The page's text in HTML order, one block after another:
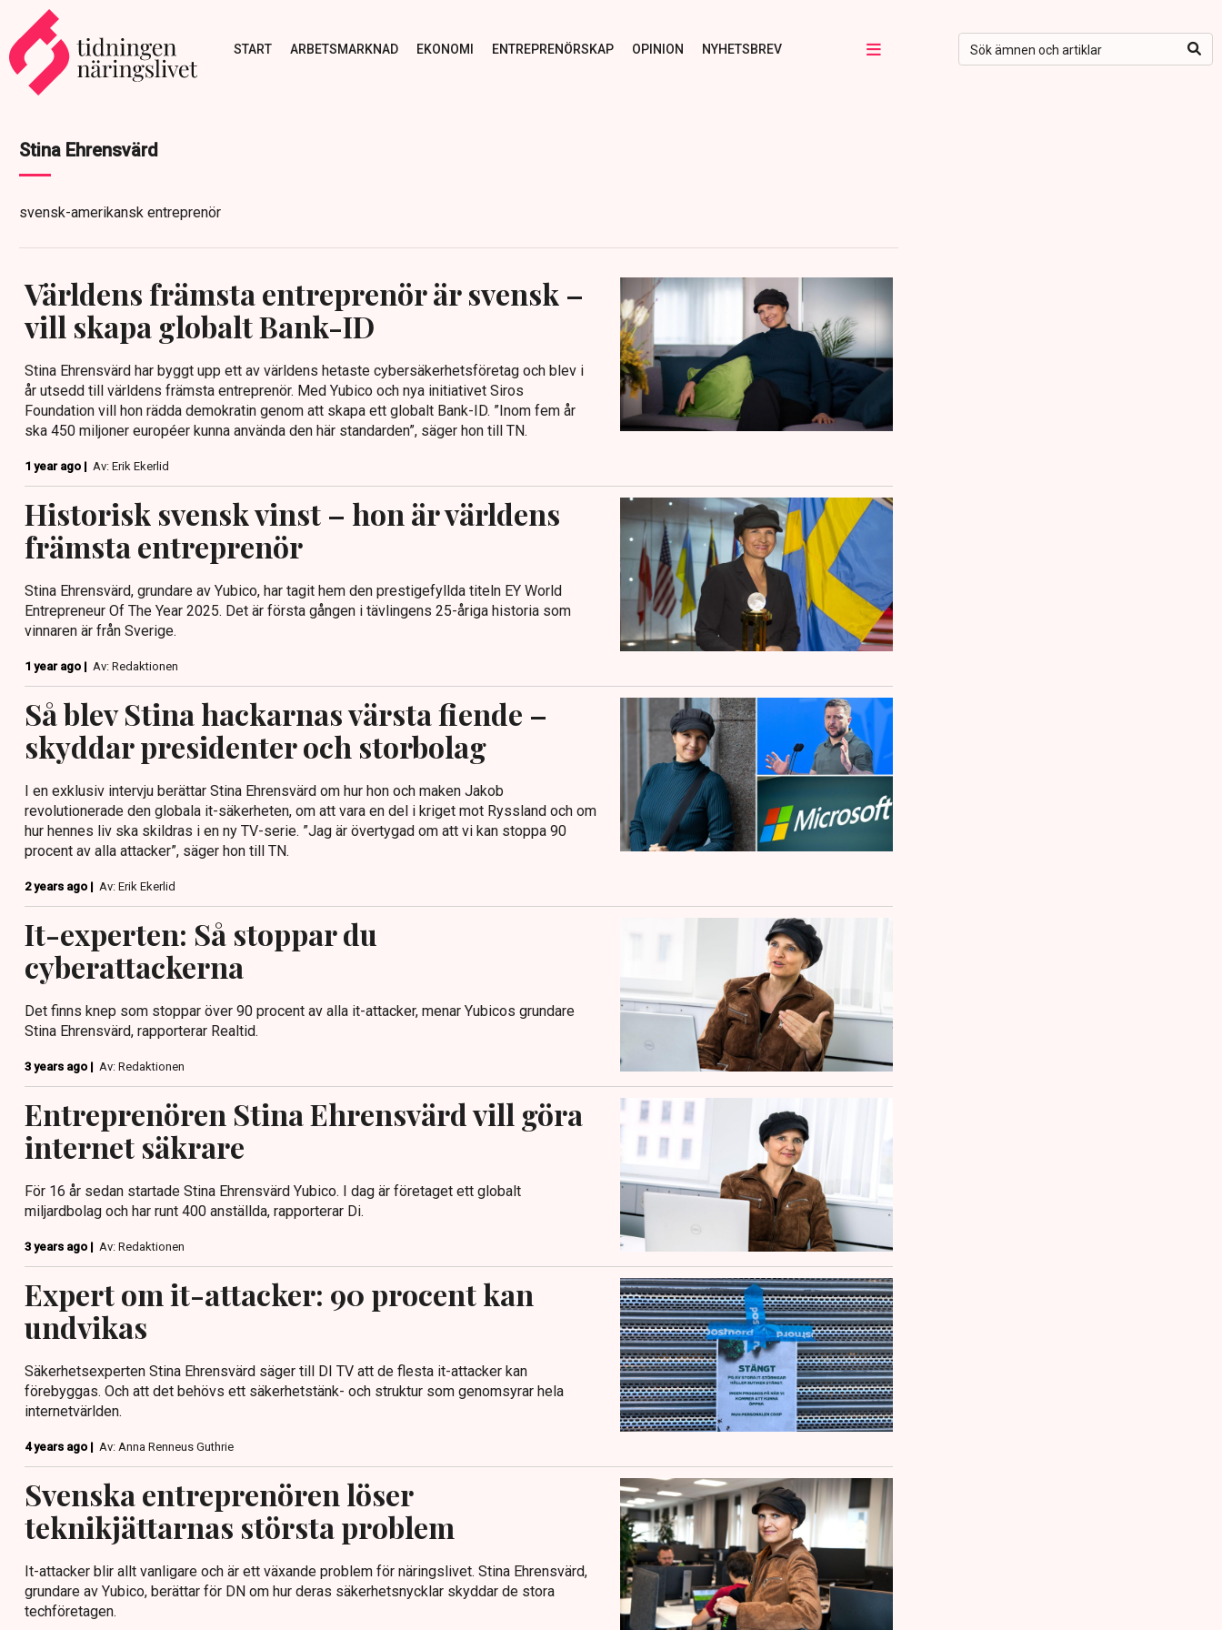
START ARBETSMARKNAD EKONOMI ENTREPRENÖRSKAP OPINION NYHETSBREV
Stina Ehrensvärd
svensk-amerikansk entreprenör
Världens främsta entreprenör är svensk –
vill skapa globalt Bank-ID
Stina Ehrensvärd har byggt upp ett av världens hetaste cybersäkerhetsföretag och blev i
år utsedd till världens främsta entreprenör. Med Yubico och nya initiativet Siros
Foundation vill hon rädda demokratin genom att skapa ett globalt Bank-ID. ”Inom fem år
ska 450 miljoner européer kunna använda den här standarden”, säger hon till TN.
1 year ago | Av: Erik Ekerlid
Historisk svensk vinst – hon är världens
främsta entreprenör
Stina Ehrensvärd, grundare av Yubico, har tagit hem den prestigefyllda titeln EY World
Entrepreneur Of The Year 2025. Det är första gången i tävlingens 25-åriga historia som
vinnaren är från Sverige.
1 year ago | Av: Redaktionen
Så blev Stina hackarnas värsta fiende –
skyddar presidenter och storbolag
I en exklusiv intervju berättar Stina Ehrensvärd om hur hon och maken Jakob
revolutionerade den globala it-säkerheten, om att vara en del i kriget mot Ryssland och om
hur hennes liv ska skildras i en ny TV-serie. ”Jag är övertygad om att vi kan stoppa 90
procent av alla attacker”, säger hon till TN.
2 years ago | Av: Erik Ekerlid
It-experten: Så stoppar du
cyberattackerna
Det finns knep som stoppar över 90 procent av alla it-attacker, menar Yubicos grundare
Stina Ehrensvärd, rapporterar Realtid.
3 years ago | Av: Redaktionen
Entreprenören Stina Ehrensvärd vill göra
internet säkrare
För 16 år sedan startade Stina Ehrensvärd Yubico. I dag är företaget ett globalt
miljardbolag och har runt 400 anställda, rapporterar Di.
3 years ago | Av: Redaktionen
Expert om it-attacker: 90 procent kan
undvikas
Säkerhetsexperten Stina Ehrensvärd säger till DI TV att de flesta it-attacker kan
förebyggas. Och att det behövs ett säkerhetstänk- och struktur som genomsyrar hela
internetvärlden.
4 years ago | Av: Anna Renneus Guthrie
Svenska entreprenören löser
teknikjättarnas största problem
It-attacker blir allt vanligare och är ett växande problem för näringslivet. Stina Ehrensvärd,
grundare av Yubico, berättar för DN om hur deras säkerhetsnycklar skyddar de stora
techföretagen.